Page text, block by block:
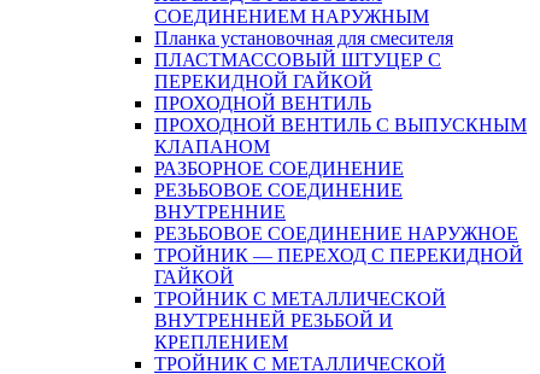
СОЕДИНЕНИЕМ НАРУЖНЫМ
Планка установочная для смесителя
ПЛАСТМАССОВЫЙ ШТУЦЕР С
ПЕРЕКИДНОЙ ГАЙКОЙ
ПРОХОДНОЙ ВЕНТИЛЬ
ПРОХОДНОЙ ВЕНТИЛЬ С ВЫПУСКНЫМ
КЛАПАНОМ
РАЗБОРНОЕ СОЕДИНЕНИЕ
РЕЗЬБОВОЕ СОЕДИНЕНИЕ
ВНУТРЕННИЕ
РЕЗЬБОВОЕ СОЕДИНЕНИЕ НАРУЖНОЕ
ТРОЙНИК — ПЕРЕХОД С ПЕРЕКИДНОЙ
ГАЙКОЙ
ТРОЙНИК С МЕТАЛЛИЧЕСКОЙ
ВНУТРЕННЕЙ РЕЗЬБОЙ И
КРЕПЛЕНИЕМ
ТРОЙНИК С МЕТАЛЛИЧЕСКОЙ